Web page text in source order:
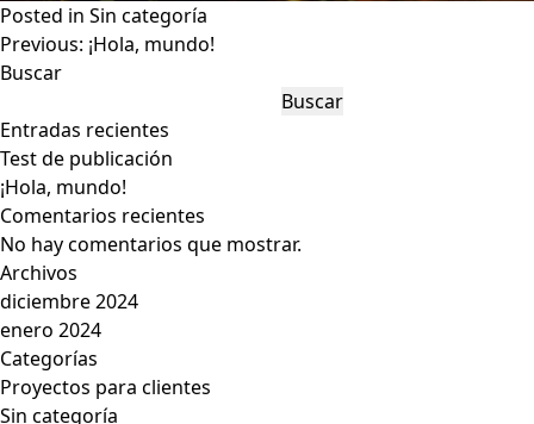
Posted in Sin categoría
Navegación
de
Previous: ¡Hola, mundo!
Buscar
Buscar
Entradas recientes
Test de publicación
¡Hola, mundo!
Comentarios recientes
No hay comentarios que mostrar.
Archivos
diciembre 2024
enero 2024
Categorías
Proyectos para clientes
Sin categoría